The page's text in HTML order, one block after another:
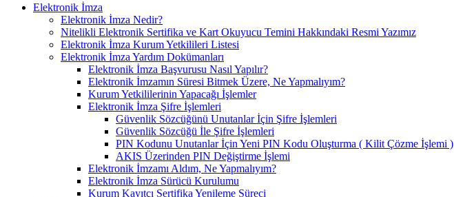
Elektronik İmza
Elektronik İmza Nedir?
Nitelikli Elektronik Sertifika ve Kart Okuyucu Temini Hakkındaki Resmi Yazımız
Elektronik İmza Kurum Yetkilileri Listesi
Elektronik İmza Yardım Dokümanları
Elektronik İmza Başvurusu Nasıl Yapılır?
Elektronik İmzamın Süresi Bitmek Üzere, Ne Yapmalıyım?
Kurum Yetkililerinin Yapacağı İşlemler
Elektronik İmza Şifre İşlemleri
Güvenlik Sözcüğünü Unutanlar İçin Şifre İşlemleri
Güvenlik Sözcüğü İle Şifre İşlemleri
PIN Kodunu Unutanlar İçin Yeni PIN Kodu Oluşturma ( Kilit Çözme İşlemi )
AKIS Üzerinden PIN Değiştirme İşlemi
Elektronik İmzamı Aldım, Ne Yapmalıyım?
Elektronik İmza Sürücü Kurulumu
Kurum Kayıtçı Sertifika Yenileme Süreci